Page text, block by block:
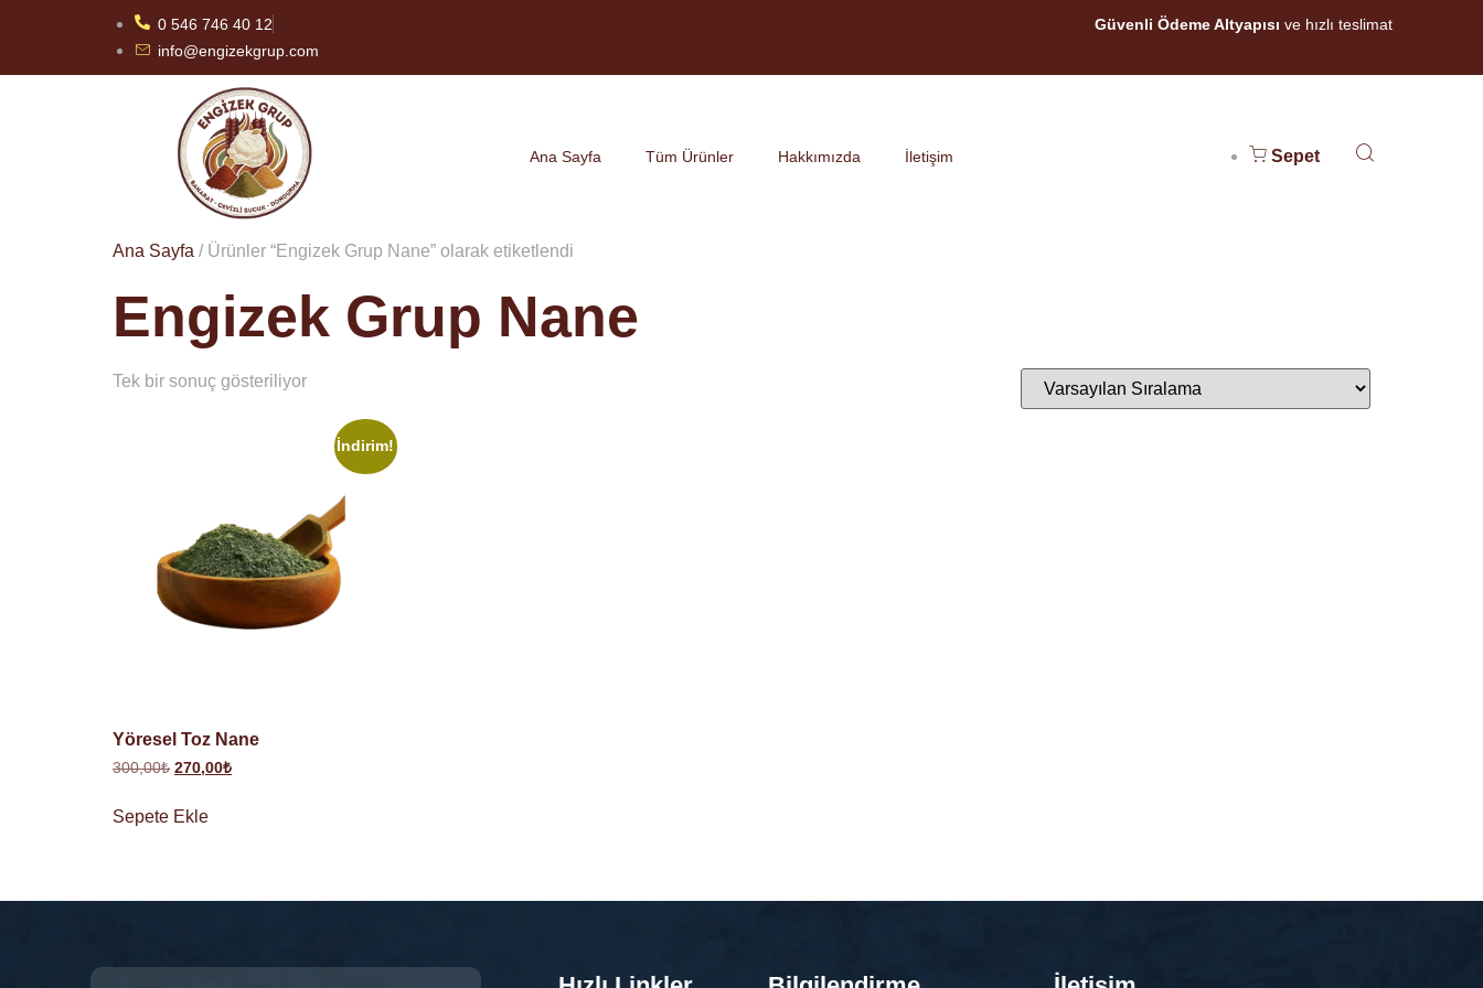
0 546 746 40 12
info@engizekgrup.com
Güvenli Ödeme Altyapısı ve hızlı teslimat
Ana Sayfa Tüm Ürünler Hakkımızda İletişim Sepet
Ana Sayfa / Ürünler “Engizek Grup Nane” olarak etiketlendi
Engizek Grup Nane
Tek bir sonuç gösteriliyor
İndirim!
Yöresel Toz Nane
300,00₺ 270,00₺
Sepete Ekle